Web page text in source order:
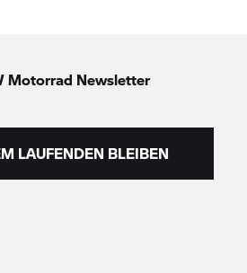
Motorrad Newsletter
LAUFENDEN BLEIBEN